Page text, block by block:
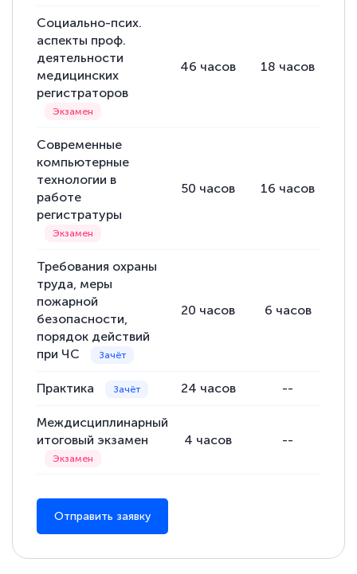
Социально-псих.
аспекты проф.
деятельности
медицинских
регистраторов
46 часов 18 часов
Современные
компьютерные
технологии в
работе
регистратуры
50 часов 16 часов
Требования охраны
труда, меры
пожарной
безопасности,
порядок действий
при ЧС
20 часов 6 часов
Практика 24 часов --
Междисциплинарный
итоговый экзамен
4 часов --
Отправить заявку